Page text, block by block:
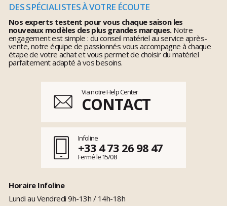
DES SPÉCIALISTES À VOTRE ÉCOUTE
Nos experts testent pour vous chaque saison les
nouveaux modèles des plus grandes marques.Notre
engagement est simple : du conseil matériel au service après-
vente, notre équipe de passionnés vous accompagne à chaque
étape de votre achat et vous permet de choisir du matériel
parfaitement adapté à vos besoins.
Via notre Help Center
CONTACT
Infoline
+33 4 73 26 98 47
Fermé le 15/08
Horaire Infoline
Lundi au Vendredi 9h-13h / 14h-18h